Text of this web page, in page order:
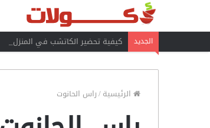
الجديد كيفية تحضير الكاتشب في المنزل
الرئيسية/راس الحانوت